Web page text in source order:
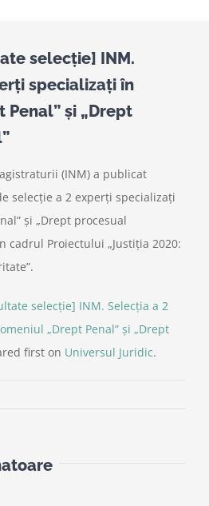
selecție] INM.
specializați în
și „Drept
(INM) a publicat
selecție a 2 experți specializați
și „Drept procesual
cadrul Proiectului „Justiția 2020:
selecție] INM. Selecția a 2
„Drept Penal” și „Drept
first on Universul Juridic.